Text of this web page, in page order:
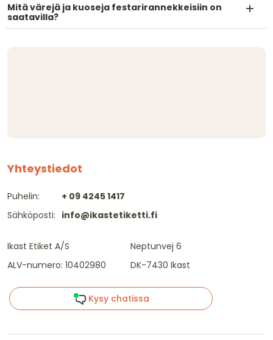
Mitä värejä ja kuoseja festarirannekkeisiin on
saatavilla?
Yhteystiedot
Puhelin:
Sähköposti:
+ 09 4245 1417
info@ikastetiketti.fi
Ikast Etiket A/S
ALV-numero: 10402980
Neptunvej 6
DK-7430 Ikast
Kysy chatissa